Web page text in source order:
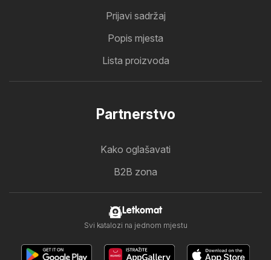
Prijavi sadržaj
Popis mjesta
Lista proizvoda
Partnerstvo
Kako oglašavati
B2B zona
Letkomat
Svi katalozi na jednom mjestu